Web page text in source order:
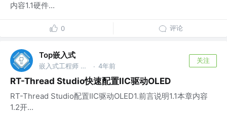
内容1.1硬件...
0 评论
Top嵌入式
嵌入式工程师 @华为 · 4年前
关注
RT-Thread Studio快速配置IIC驱动OLED
RT-Thread Studio配置IIC驱动OLED1.前言说明1.1本章内容
1.2开...